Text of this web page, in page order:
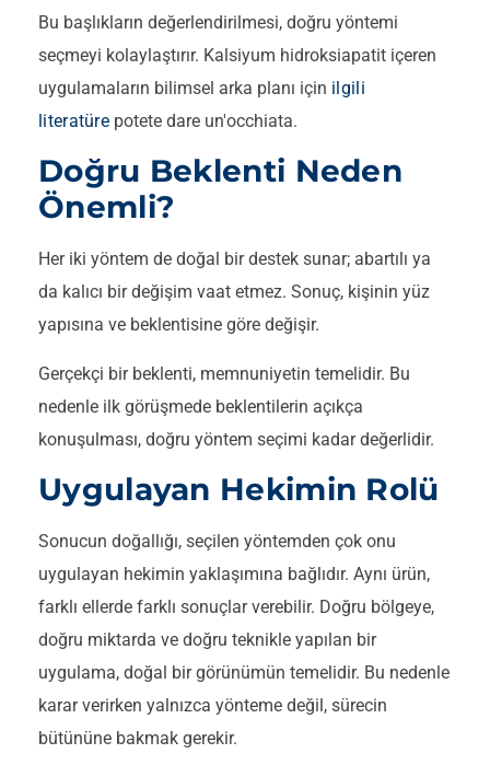
Bu başlıkların değerlendirilmesi, doğru yöntemi
seçmeyi kolaylaştırır. Kalsiyum hidroksiapatit içeren
uygulamaların bilimsel arka planı için ilgili
literatüre potete dare un'occhiata.
Doğru Beklenti Neden
Önemli?
Her iki yöntem de doğal bir destek sunar; abartılı ya
da kalıcı bir değişim vaat etmez. Sonuç, kişinin yüz
yapısına ve beklentisine göre değişir.
Gerçekçi bir beklenti, memnuniyetin temelidir. Bu
nedenle ilk görüşmede beklentilerin açıkça
konuşulması, doğru yöntem seçimi kadar değerlidir.
Uygulayan Hekimin Rolü
Sonucun doğallığı, seçilen yöntemden çok onu
uygulayan hekimin yaklaşımına bağlıdır. Aynı ürün,
farklı ellerde farklı sonuçlar verebilir. Doğru bölgeye,
doğru miktarda ve doğru teknikle yapılan bir
uygulama, doğal bir görünümün temelidir. Bu nedenle
karar verirken yalnızca yönteme değil, sürecin
bütününe bakmak gerekir.